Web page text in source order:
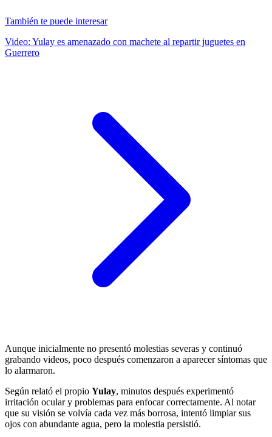
También te puede interesar
Video: Yulay es amenazado con machete al repartir juguetes en
Guerrero
Aunque inicialmente no presentó molestias severas y continuó
grabando videos, poco después comenzaron a aparecer síntomas que
lo alarmaron.
Según relató el propio Yulay, minutos después experimentó
irritación ocular y problemas para enfocar correctamente. Al notar
que su visión se volvía cada vez más borrosa, intentó limpiar sus
ojos con abundante agua, pero la molestia persistió.